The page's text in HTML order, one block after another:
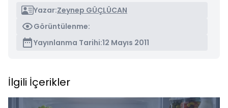
Yazar:Zeynep GÜÇLÜCAN
Görüntülenme:
Yayınlanma Tarihi:12 Mayıs 2011
İlgili İçerikler